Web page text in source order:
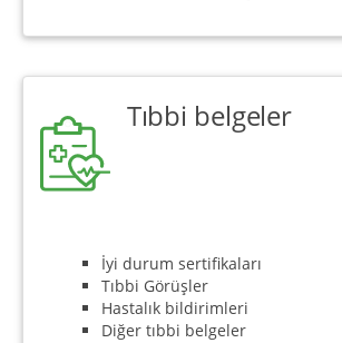
Tıbbi belgeler
İyi durum sertifikaları
Tıbbi Görüşler
Hastalık bildirimleri
Diğer tıbbi belgeler